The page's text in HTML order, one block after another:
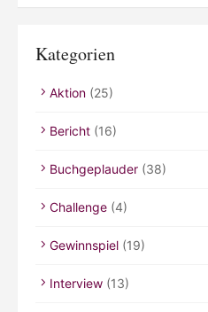
Kategorien
Aktion (25)
Bericht (16)
Buchgeplauder (38)
Challenge (4)
Gewinnspiel (19)
Interview (13)